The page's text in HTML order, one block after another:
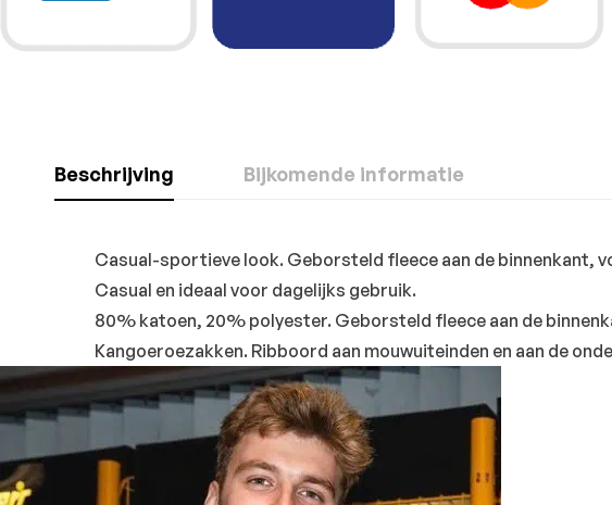
Beschrijving Bijkomende informatie
Casual-sportieve look. Geborsteld fleece aan de binnenkant,
Casual en ideaal voor dagelijks gebruik.
80% katoen, 20% polyester. Geborsteld fleece aan de
Kangoeroezakken. Ribboord aan mouwuiteinden en aan de